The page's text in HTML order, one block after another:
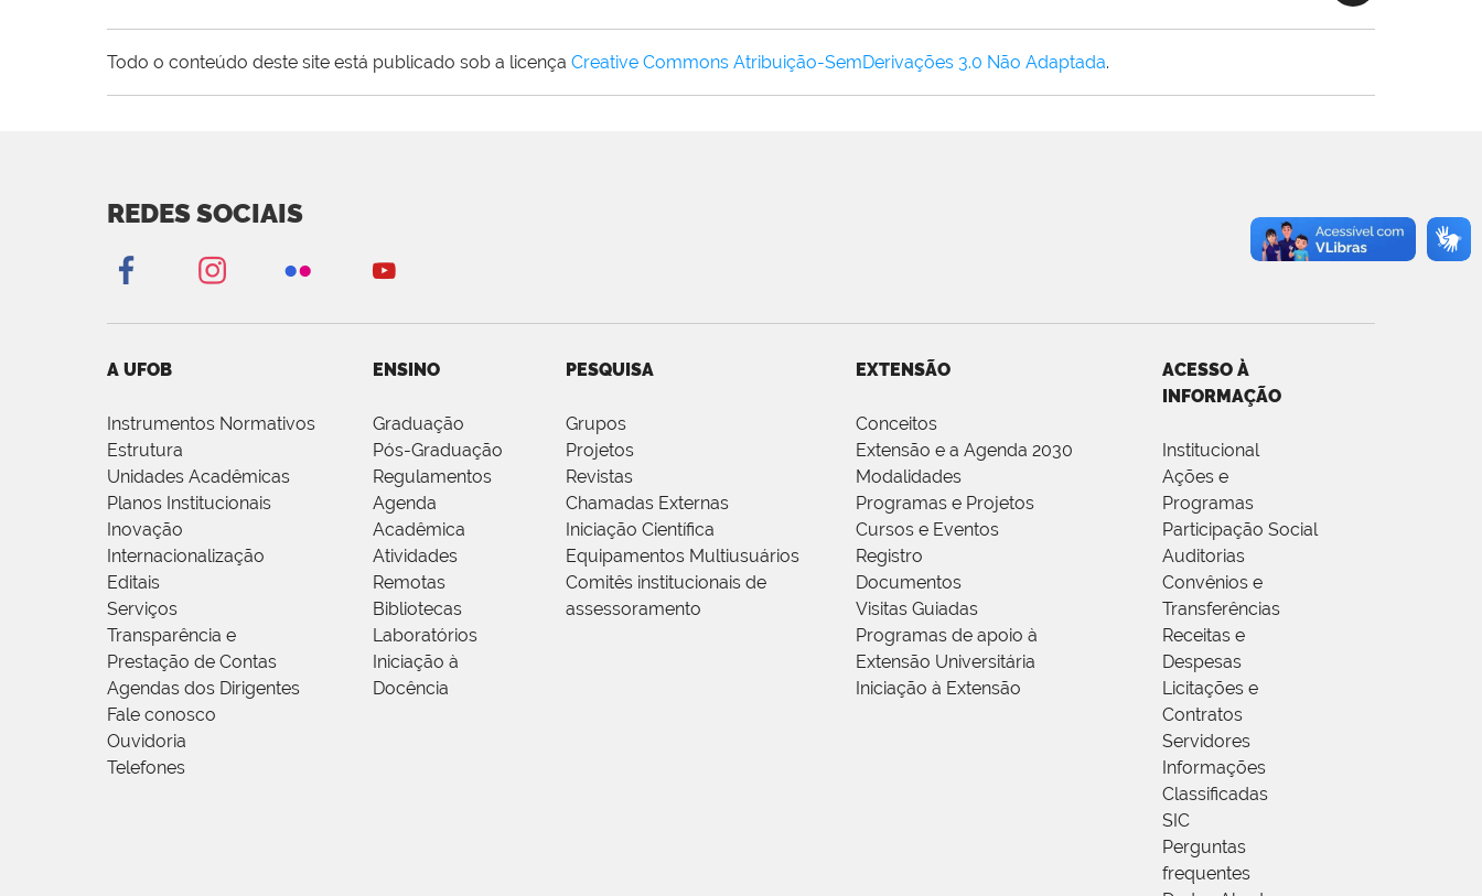
Todo o conteúdo deste site está publicado sob a licença Creative Commons Atribuição-SemDerivações 3.0 Não Adaptada.
REDES SOCIAIS
A UFOB
Instrumentos Normativos
Estrutura
Unidades Acadêmicas
Planos Institucionais
Inovação
Internacionalização
Editais
Serviços
Transparência e
Prestação de Contas
Agendas dos Dirigentes
Fale conosco
Ouvidoria
Telefones
ENSINO
Graduação
Pós-Graduação
Regulamentos
Agenda
Acadêmica
Atividades
Remotas
Bibliotecas
Laboratórios
Iniciação à
Docência
PESQUISA
Grupos
Projetos
Revistas
Chamadas Externas
Iniciação Científica
Equipamentos Multiusuários
Comitês institucionais de
assessoramento
EXTENSÃO
Conceitos
Extensão e a Agenda 2030
Modalidades
Programas e Projetos
Cursos e Eventos
Registro
Documentos
Visitas Guiadas
Programas de apoio à
Extensão Universitária
Iniciação à Extensão
ACESSO À
INFORMAÇÃO
Institucional
Ações e
Programas
Participação Social
Auditorias
Convênios e
Transferências
Receitas e
Despesas
Licitações e
Contratos
Servidores
Informações
Classificadas
SIC
Perguntas
frequentes